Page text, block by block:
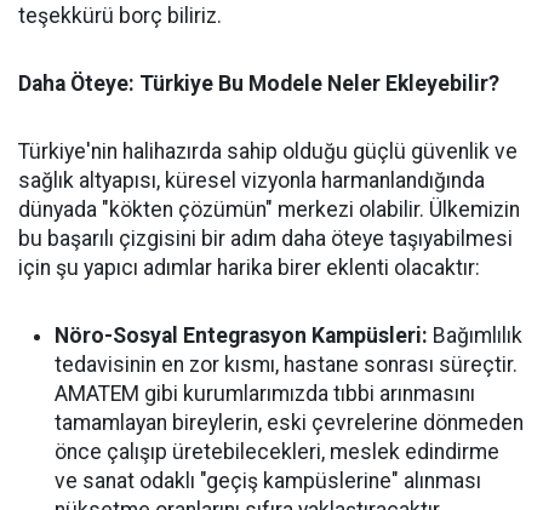
teşekkürü borç biliriz.
Daha Öteye: Türkiye Bu Modele Neler Ekleyebilir?
​Türkiye'nin halihazırda sahip olduğu güçlü güvenlik ve
sağlık altyapısı, küresel vizyonla harmanlandığında
dünyada "kökten çözümün" merkezi olabilir. Ülkemizin
bu başarılı çizgisini bir adım daha öteye taşıyabilmesi
için şu yapıcı adımlar harika birer eklenti olacaktır:
Nöro-Sosyal Entegrasyon Kampüsleri: Bağımlılık
tedavisinin en zor kısmı, hastane sonrası süreçtir.
AMATEM gibi kurumlarımızda tıbbi arınmasını
tamamlayan bireylerin, eski çevrelerine dönmeden
önce çalışıp üretebilecekleri, meslek edindirme
ve sanat odaklı "geçiş kampüslerine" alınması